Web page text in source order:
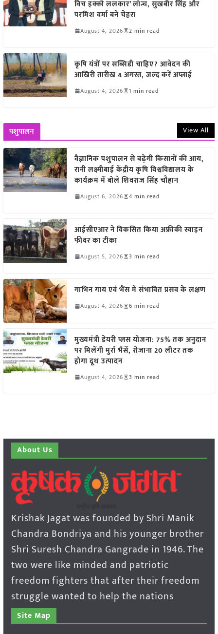
विच इक्को ललकार’ लॉन्च, सुखबीर सिंह और
परमिश वर्मा बने चेहरा
August 4, 2026 2 min read
कृषि यंत्रों पर सब्सिडी चाहिए? आवेदन की
आखिरी तारीख 4 अगस्त, जल्द करें अप्लाई
August 4, 2026 1 min read
पशुपालन View All
वैज्ञानिक पशुपालन से बढ़ेगी किसानों की आय,
रानी लक्ष्मीबाई केंद्रीय कृषि विश्वविद्यालय के
कार्यक्रम में बोले शिवराज सिंह चौहान
August 6, 2026 4 min read
आईसीएआर ने विकसित किया अफ्रीकी स्वाइन
फीवर का टीका
August 5, 2026 3 min read
गाभिन गाय एवं भैंस में संभावित प्रसव के लक्षण
August 4, 2026 6 min read
मुख्यमंत्री डेयरी प्लस योजना: 75% तक अनुदान
पर मिलेंगी मुर्रा भैंसें, रोजाना 20 लीटर तक
होगा दूध उत्पादन
August 4, 2026 3 min read
About Us
Krishak Jagat was founded by Shri Manik
Chandra Bondriya and his younger brother
Shri Suresh Chandra Gangrade in 1946. The
two were like minded and patriotic
freedom fighters that after their freedom
struggle wanted to help the nations
Site Map